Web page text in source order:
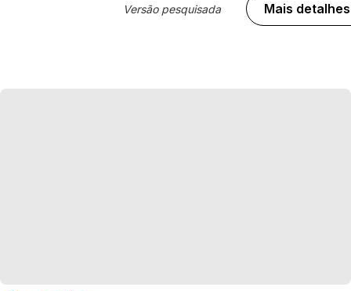
Versão pesquisada Mais detalhes